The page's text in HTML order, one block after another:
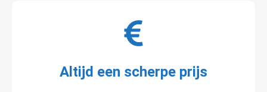
Altijd een scherpe prijs